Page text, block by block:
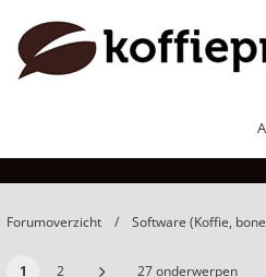
Forumoverzicht Software (Koffie,
1 2 27 onderwerpen